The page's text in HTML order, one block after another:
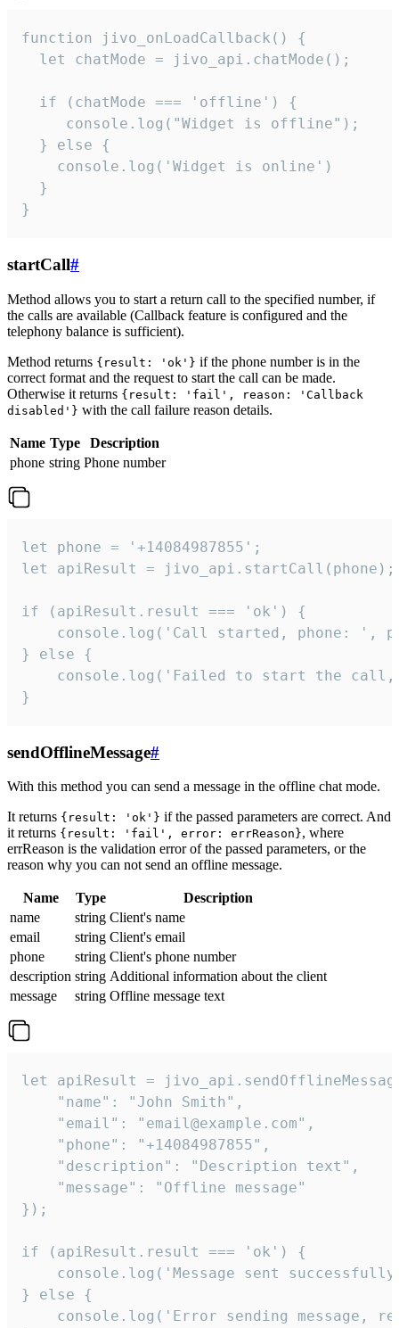
function jivo_onLoadCallback() {
  let chatMode = jivo_api.chatMode();
  if (chatMode === 'offline') {
     console.log("Widget is offline");
  } else {
    console.log('Widget is online')
  }
}
startCall#
Method allows you to start a return call to the specified number, if
the calls are available (Callback feature is configured and the
telephony balance is sufficient).
Method returns {result: 'ok'} if the phone number is in the
correct format and the request to start the call can be made.
Otherwise it returns {result: 'fail', reason: 'Callback
disabled'} with the call failure reason details.
Name Type
Description
phone string Phone number
let phone = '+14084987855';
let apiResult = jivo_api.startCall(phone);
if (apiResult.result === 'ok') {
console.log('Call started, phone: ',
} else {
console.log('Failed to start the
}
sendOfflineMessage#
With this method you can send a message in the offline chat mode.
It returns {result: 'ok'} if the passed parameters are correct. And
it returns {result: 'fail', error: errReason}, where
errReason is the validation error of the passed parameters, or the
reason why you can not send an offline message.
Name Type
Description
name
string Client's name
email
string Client's email
phone
string Client's phone number
description string Additional information about the client
message
string Offline message text
let apiResult =
    "name": "John Smith",
    "email": "email@example.com",
    "phone": "+14084987855",
    "description": "Description text",
    "message": "Offline message"
});
if (apiResult.result === 'ok') {
console.log('Message sent
} else {
console.log('Error sending message,